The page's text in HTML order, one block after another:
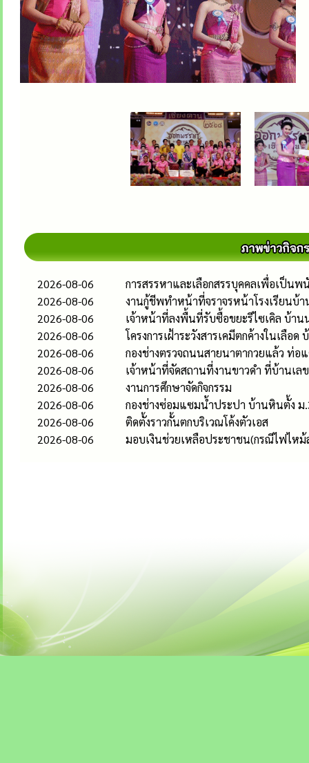
2026-08-06
การสรรหาและเลือกสรรบุคคลเพื่อเป็นพ
2026-08-06
งานกู้ชีพทำหน้าที่จราจรหน้าโรงเรียนบ้
2026-08-06
เจ้าหน้าที่ลงพื้นที่รับซื้อขยะรีไซเคิล บ้าน
2026-08-06
โครงการเฝ้าระวังสารเคมีตกค้างในเลือด
2026-08-06
กองช่างตรวจถนนสายนาตากวยแล้ว ท่อ
2026-08-06
เจ้าหน้าที่จัดสถานที่งานขาวดำ ที่บ้านเ
2026-08-06
งานการศึกษาจัดกิจกรรม
2026-08-06
กองช่างซ่อมแซมน้ำประปา บ้านหินตั้ง ม
2026-08-06
ติดตั้งราวกั้นตกบริเวณโค้งตัวเอส
2026-08-06
มอบเงินช่วยเหลือประชาชน(กรณีไฟไหม้